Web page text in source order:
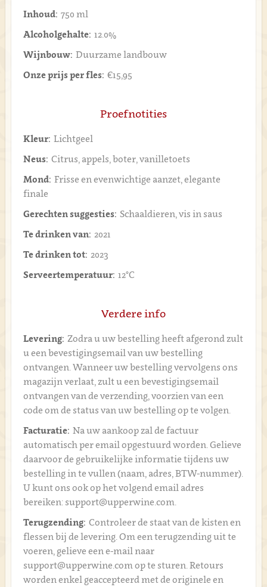
Inhoud: 750 ml
Alcoholgehalte: 12.0%
Wijnbouw: Duurzame landbouw
Onze prijs per fles: €15,95
Proefnotities
Kleur: Lichtgeel
Neus: Citrus, appels, boter, vanilletoets
Mond: Frisse en evenwichtige aanzet, elegante
finale
Gerechten suggesties: Schaaldieren, vis in saus
Te drinken van: 2021
Te drinken tot: 2023
Serveertemperatuur: 12°C
Verdere info
Levering: Zodra u uw bestelling heeft afgerond zult
u een bevestigingsemail van uw bestelling
ontvangen. Wanneer uw bestelling vervolgens ons
magazijn verlaat, zult u een bevestigingsemail
ontvangen van de verzending, voorzien van een
code om de status van uw bestelling op te volgen.
Facturatie: Na uw aankoop zal de factuur
automatisch per email opgestuurd worden. Gelieve
daarvoor de gebruikelijke informatie tijdens uw
bestelling in te vullen (naam, adres, BTW-nummer).
U kunt ons ook op het volgend email adres
bereiken: support@upperwine.com.
Terugzending: Controleer de staat van de kisten en
flessen bij de levering. Om een terugzending uit te
voeren, gelieve een e-mail naar
support@upperwine.com op te sturen. Retours
worden enkel geaccepteerd met de originele en